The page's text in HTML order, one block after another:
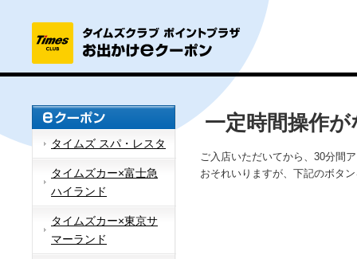
タイムズ スパ・レスタ
タイムズカー×富士急
ハイランド
タイムズカー×東京サ
マーランド
一定時間操作
ご入店いただいてから、30分間
おそれいりますが、下記のボタ